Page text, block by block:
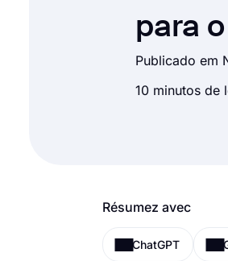
para
Publicado em
10 minutos de
Résumez avec
ChatGPT